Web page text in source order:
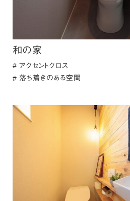
和の家
アクセントクロス
落ち着きのある空間